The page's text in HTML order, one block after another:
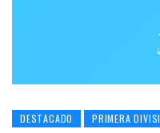
DESTACADO PRIMERA